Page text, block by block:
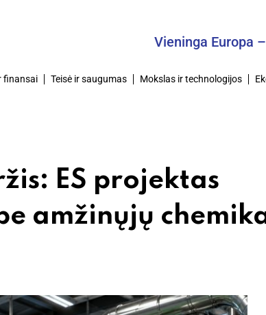
Vieninga Europa –
finansai Teisė ir saugumas Mokslas ir technologijos
ES projektas
amžinųjų